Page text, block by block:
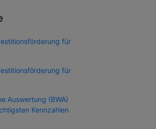
für
für
Auswertung (BWA)
Kennzahlen